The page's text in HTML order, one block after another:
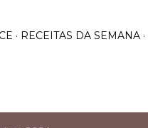
RECEITAS DA SEMANA